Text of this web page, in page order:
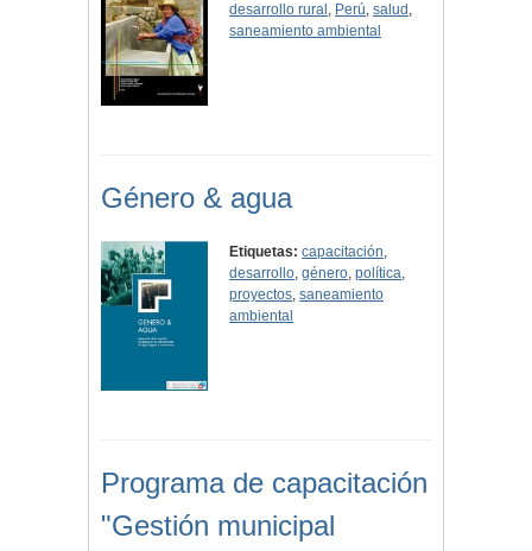
desarrollo rural , Perú,salud ,
saneamiento ambiental
Género & agua
Etiquetas: capacitación,
desarrollo,género,política,
proyectos,saneamiento
ambiental
Programa de capacitación
"Gestión municipal